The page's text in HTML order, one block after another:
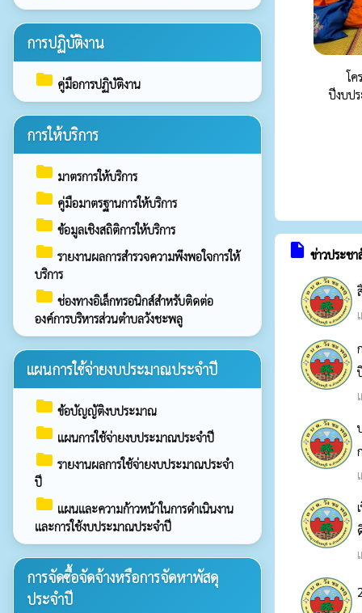
การปฏิบัติงาน
folder คู่มือการปฏิบัติงาน
การให้บริการ
folder มาตรการให้บริการ
folder คู่มือมาตรฐานการให้บริการ
folder ข้อมูลเชิงสถิติการให้บริการ
folder รายงานผลการสำรวจความพึงพอใจการให้
บริการ
folder ช่องทางอิเล็กทรอนิกส์สำหรับติดต่อ
องค์การบริหารส่วนตำบลวังชะพลู
แผนการใช้จ่ายงบประมาณประจำปี
folder ข้อบัญญัติงบประมาณ
folder แผนการใช้จ่ายงบประมาณประจำปี
folder รายงานผลการใช้จ่ายงบประมาณประจำ
ปี
folder แผนและความก้าวหน้าในการดำเนินงาน
และการใช้งบประมาณประจำปี
การจัดซื้อจัดจ้างหรือการจัดหาพัสดุ
ประจำปี
โค
ปีงบป
insert_drive_file ข่าวประช